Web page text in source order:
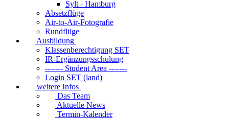
Sylt - Hamburg
Absetzflüge
Air-to-Air-Fotografie
Rundflüge
Ausbildung
Klassenberechtigung SET
IR-Ergänzungsschulung
------- Student Area -------
Login SET (land)
weitere Infos
Das Team
Aktuelle News
Termin-Kalender